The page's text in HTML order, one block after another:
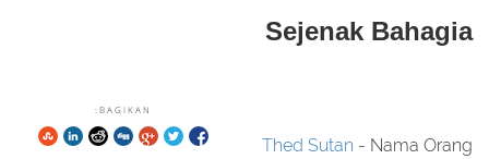
Sejenak Bahagia
BAGIKAN:
Thed Sutan - Nama Orang